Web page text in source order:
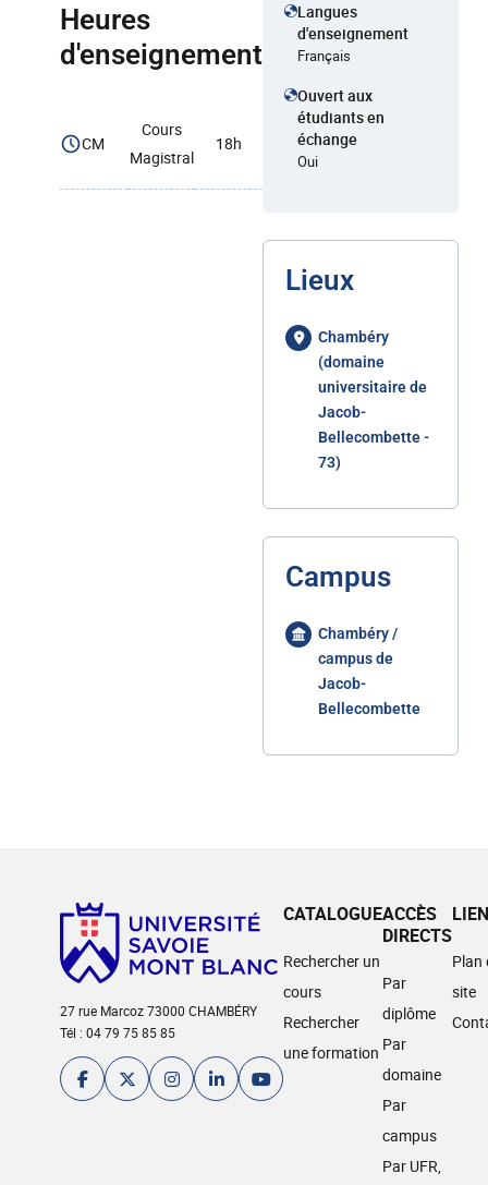
Heures
d'enseignement
CM
Cours
Magistral
18h
Langues
d'enseignement
Français
Ouvert aux
étudiants en
échange
Oui
Lieux
Chambéry
(domaine
universitaire de
Jacob-
Bellecombette -
73)
Campus
Chambéry /
campus de
Jacob-
Bellecombette
27 rue Marcoz 73000 CHAMBÉRY
Tél : 04 79 75 85 85
CATALOGUE
Rechercher un
cours
Rechercher
une formation
ACCÈS
DIRECTS
Par
diplôme
Par
domaine
Par
campus
Par UFR,
Plan
site